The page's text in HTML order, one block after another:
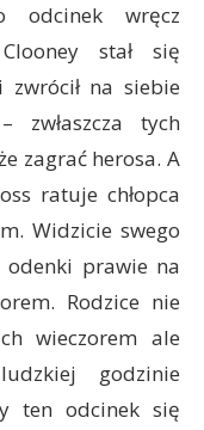
odcinek wręcz
stał się
na siebie
zwłaszcza tych
zagrać herosa. A
ratuje chłopca
Widzicie swego
odenki prawie na
Rodzice nie
wieczorem ale
godzinie
ten odcinek się